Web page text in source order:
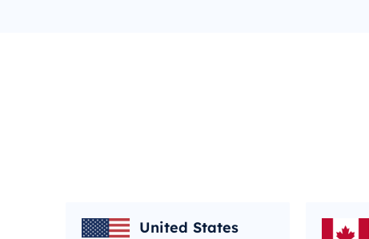
United States